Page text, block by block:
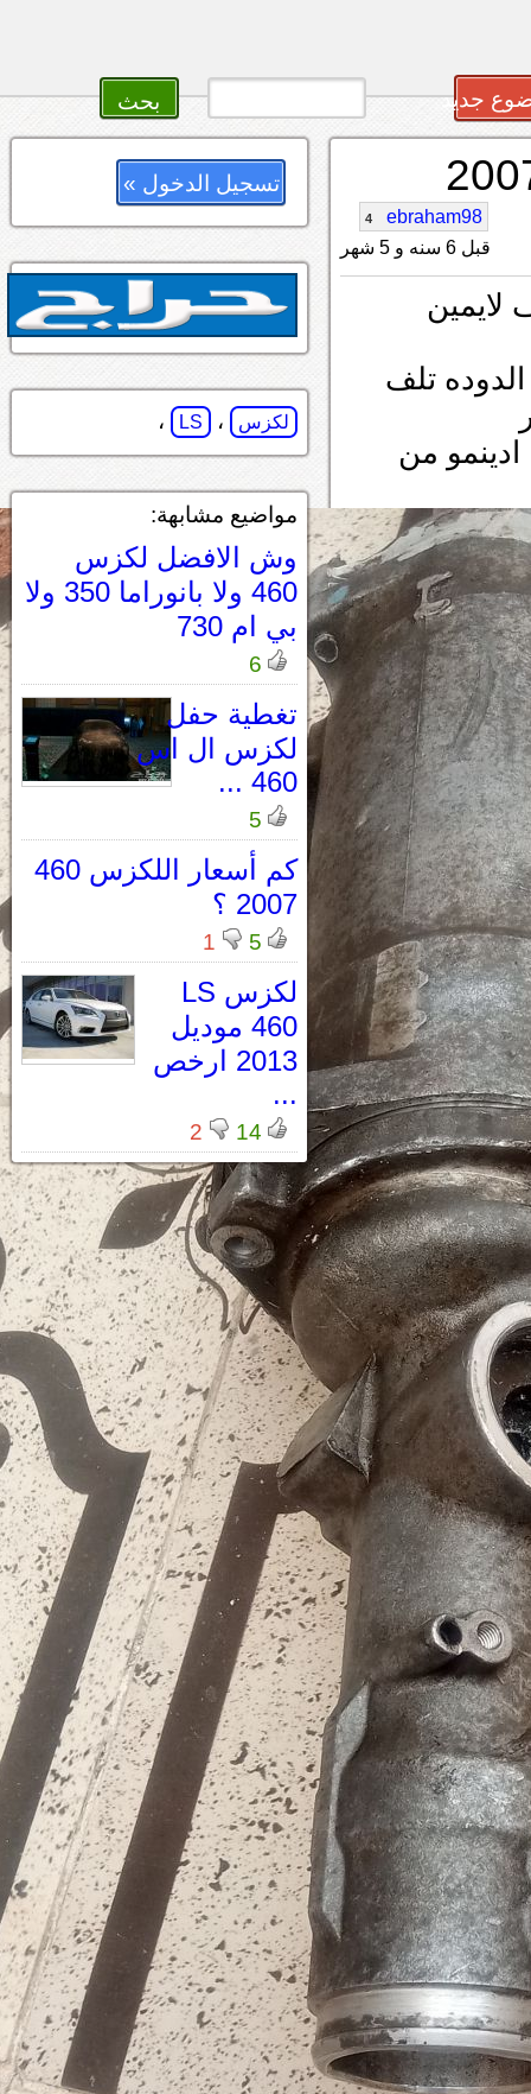
جديد
ebraham98
4
قبل 6 سنه و 5 شهر
تلف
من
تسجيل الدخول »
لكزس ، LS ،
مواضيع مشابهة:
وش الافضل لكزس
460 ولا بانوراما 350 ولا
بي ام 730
6
تغطية حفل
لكزس ال اس
460 ...
5
كم أسعار اللكزس 460
2007 ؟
5
1
لكزس LS
460 موديل
2013 ارخص
...
14
2